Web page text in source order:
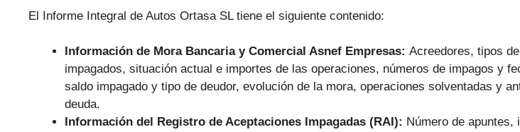
El Informe Integral de Autos Ortasa SL tiene el siguiente contenido:
Información de Mora Bancaria y Comercial Asnef Empresas: Acreedores, tipos
impagados, situación actual e importes de las operaciones, números de impagos y
saldo impagado y tipo de deudor, evolución de la mora, operaciones solventadas y
deuda.
Información del Registro de Aceptaciones Impagadas (RAI): Número de apuntes,